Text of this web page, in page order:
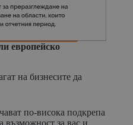
европейско
на бизнесите да
по-висока подкрепа
възможност за вас и